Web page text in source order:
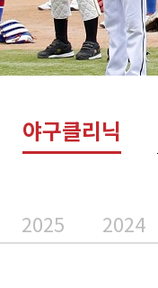
야구클리닉
2024
2025